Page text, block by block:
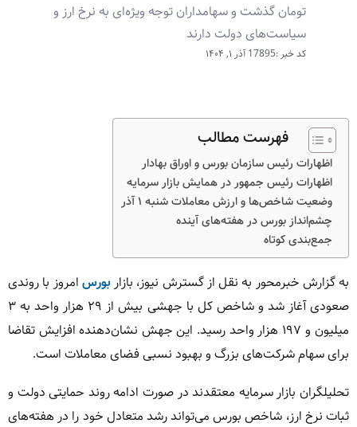
تومان گذشت و سهامداران توجه ویژه‌ای به نرخ ارز و
سیاست‌های دولت دارند
کد خبر :17895 آذر ۱, ۱۴۰۴
فهرست مطالب
اظهارات رئیس سازمان بورس و اوراق بهادار
اظهارات رئیس جمهور در همایش بازار سرمایه
وضعیت شاخص‌ها و ارزش معاملات شنبه ۱ آذر
چشم‌انداز بورس در هفته‌های آینده
جمع‌بندی کوتاه
به گزارش خبرمحور به نقل از گسترش نیوز، بازاربورس امروز با روندی
صعودی آغاز شد و شاخص کل با جهشی بیش از ۲۹ هزار واحد به ۳
میلیون و ۱۹۷ هزار واحد رسید. این جهش نشان‌دهنده افزایش تقاضا
برای سهام شرکت‌های بزرگ و بهبود نسبی فضای معاملات است.
تحلیلگران بازار سرمایه معتقدند در صورت ادامه روند حمایتی دولت و
ثبات نرخ ارز، شاخص بورس می‌تواند رشد متعادل خود را در هفته‌های